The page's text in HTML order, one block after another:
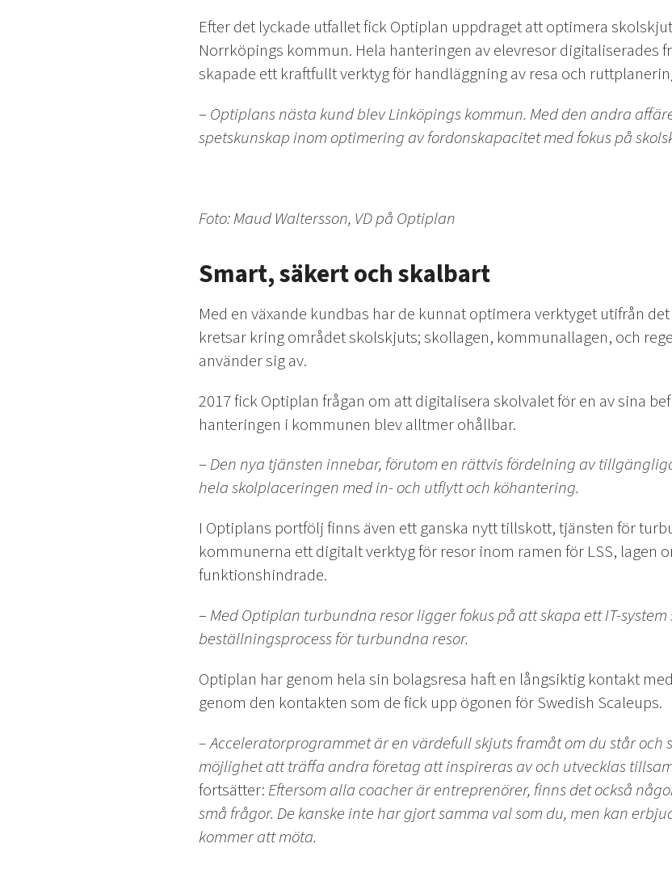
Efter det lyckade utfallet fick Optiplan uppdraget att optimera
Norrköpings kommun. Hela hanteringen av elevresor digitaliserades
skapade ett kraftfullt verktyg för handläggning av resa och
–Optiplans nästa kund blev Linköpings kommun. Med den andra
spetskunskap inom optimering av fordonskapacitet med fokus på
Foto: Maud Waltersson, VD på Optiplan
Smart, säkert och skalbart
Med en växande kundbas har de kunnat optimera verktyget utifrån
kretsar kring området skolskjuts; skollagen, kommunallagen, och
använder sig av.
2017 fick Optiplan frågan om att digitalisera skolvalet för en av sina
hanteringen i kommunen blev alltmer ohållbar.
–Den nya tjänsten innebar, förutom en rättvis fördelning av
hela skolplaceringen med in- och utflytt och köhantering.
I Optiplans portfölj finns även ett ganska nytt tillskott, tjänsten för
kommunerna ett digitalt verktyg för resor inom ramen för LSS, lagen
funktionshindrade.
–Med Optiplan turbundna resor ligger fokus på att skapa ett IT-
beställningsprocess för turbundna resor.
Optiplan har genom hela sin bolagsresa haft en långsiktig kontakt
genom den kontakten som de fick upp ögonen för Swedish Scaleups.
– Acceleratorprogrammet är en värdefull skjuts framåt om du står och
möjlighet att träffa andra företag att inspireras av och utvecklas
fortsätter: Eftersom alla coacher är entreprenörer, finns det också
små frågor. De kanske inte har gjort samma val som du, men kan
kommer att möta.